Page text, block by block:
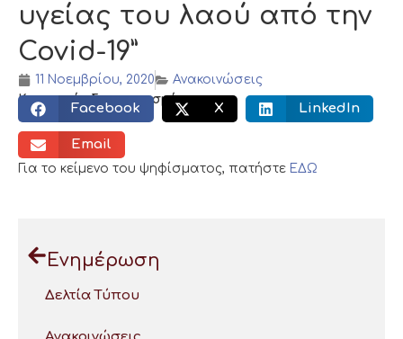
υγείας του λαού από την
Covid-19”
11 Νοεμβρίου, 2020
Ανακοινώσεις
Κοινωνικός διαμοιρασμός:
Facebook X LinkedIn
Email
Για το κείμενο του ψηφίσματος, πατήστε ΕΔΩ
Ενημέρωση
Δελτία Τύπου